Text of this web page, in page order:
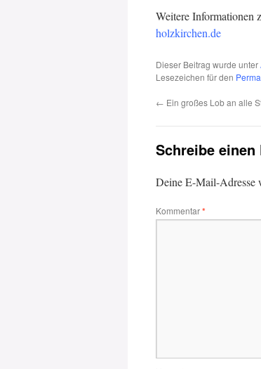
Weitere Informationen
holzkirchen.de
Dieser Beitrag wurde unter
Lesezeichen für den
← Ein großes Lob an alle
Schreibe einen
Deine E-Mail-Adresse
Kommentar*